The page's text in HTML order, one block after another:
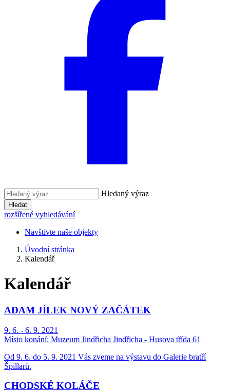
Hledaný výraz
Hledat
rozšířené vyhledávání
Navštivte naše objekty
Úvodní stránka
Kalendář
Kalendář
ADAM JÍLEK NOVÝ ZAČÁTEK
9. 6. - 6. 9. 2021
Místo konání: Muzeum Jindřicha Jindřicha - Husova třída 61
Od 9. 6. do 5. 9. 2021 Vás zveme na výstavu do Galerie bratří
Špillarů.
CHODSKÉ KOLÁČE